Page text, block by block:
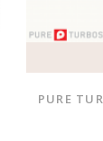
PURE